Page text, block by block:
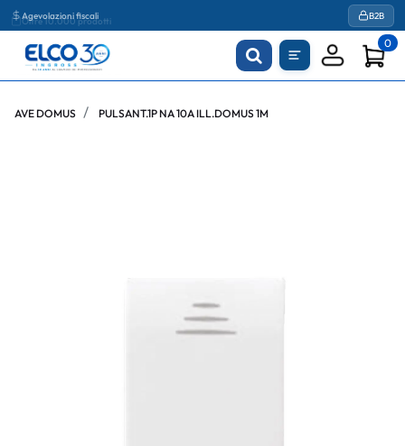
Agevolazioni fiscali B2B
0
AVE DOMUS PULSANT.1P NA 10A ILL.DOMUS 1M